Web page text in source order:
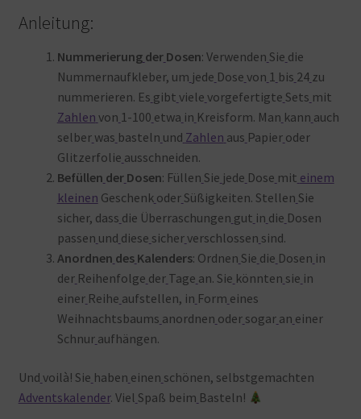
Anleitung:
Nummerierung der Dosen: Verwenden Sie die
Nummernaufkleber, um jede Dose von 1 bis 24 zu
nummerieren. Es gibt viele vorgefertigte Sets mit
Zahlen von 1-100 etwa in Kreisform. Man kann auch
selber was basteln und Zahlen aus Papier oder
Glitzerfolie ausschneiden.
Befüllen der Dosen: Füllen Sie jede Dose mit einem
kleinen Geschenk oder Süßigkeiten. Stellen Sie
sicher, dass die Überraschungen gut in die Dosen
passen und diese sicherverschlossen sind.
Anordnen des Kalenders: Ordnen Sie die Dosen in
der Reihenfolge der Tage an. Sie könnten sie in
einer Reihe aufstellen, in Form eines
Weihnachtsbaums anordnen oder sogar an einer
Schnur aufhängen.
Und voilà! Sie haben einen schönen, selbstgemachten
Adventskalender. Viel Spaß beim Basteln!